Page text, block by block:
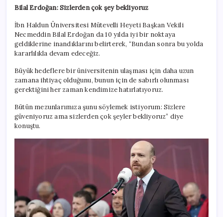
Bilal Erdoğan: Sizlerden çok şey bekliyoruz
İbn Haldun Üniversitesi Mütevelli Heyeti Başkan Vekili
Necmeddin Bilal Erdoğan da 10 yılda iyi bir noktaya
geldiklerine inandıklarını belirterek, “Bundan sonra bu yolda
kararlılıkla devam edeceğiz.
Büyük hedeflere bir üniversitenin ulaşması için daha uzun
zamana ihtiyaç olduğunu, bunun için de sabırlı olunması
gerektiğini her zaman kendimize hatırlatıyoruz.
Bütün mezunlarımıza şunu söylemek istiyorum: Sizlere
güveniyoruz ama sizlerden çok şeyler bekliyoruz” diye
konuştu.